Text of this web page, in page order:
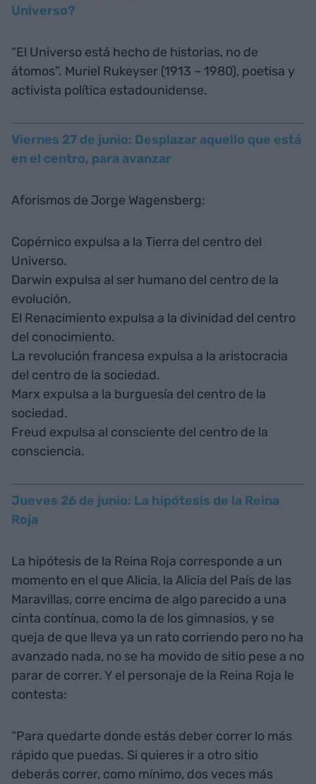
Universo?
“El Universo está hecho de historias, no de
átomos”. Muriel Rukeyser (1913 – 1980), poetisa y
activista política estadounidense.
Viernes 27 de junio: Desplazar aquello que está
en el centro, para avanzar
Aforismos de Jorge Wagensberg:
Copérnico expulsa a la Tierra del centro del
Universo.
Darwin expulsa al ser humano del centro de la
evolución.
El Renacimiento expulsa a la divinidad del centro
del conocimiento.
La revolución francesa expulsa a la aristocracia
del centro de la sociedad.
Marx expulsa a la burguesía del centro de la
sociedad.
Freud expulsa al consciente del centro de la
consciencia.
Jueves 26 de junio: La hipótesis de la Reina
Roja
La hipótesis de la Reina Roja corresponde a un
momento en el que Alicia, la Alicia del País de las
Maravillas, corre encima de algo parecido a una
cinta contínua, como la de los gimnasios, y se
queja de que lleva ya un rato corriendo pero no ha
avanzado nada, no se ha movido de sitio pese a no
parar de correr. Y el personaje de la Reina Roja le
contesta:
“Para quedarte donde estás deber correr lo más
rápido que puedas. Si quieres ir a otro sitio
deberás correr, como mínimo, dos veces más